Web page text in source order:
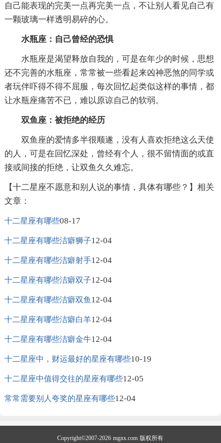
自己能表现的完美一点再完美一点，不让别人看见自己有
一颗玻璃一样透明易碎的心。
水瓶座：自己曾经的恐惧
水瓶座是渴望释放自我的，可是在年少的时候，思想
还不完善的水瓶座，常常被一些看起来凶神恶煞的同学或
者玩伴吓得不得不屈服，每次回忆起类似这样的事情，都
让水瓶座痛苦不已，难以原谅自己的软弱。
双鱼座：被拒绝的经历
双鱼座的爱情多半很顺遂，没有人喜欢拒绝这么天使
的人，可是在回忆深处，曾经有个人，很不留情面的或直
接或间接的拒绝，让双鱼久久难忘。
【十二星座不愿意和别人说的事情，具体有哪些？】相关
文章：
十二星座有哪些08-17
十二星座有哪些洁癖狮子12-04
十二星座有哪些洁癖射手12-04
十二星座有哪些洁癖双子12-04
十二星座有哪些洁癖双鱼 12-04
十二星座有哪些洁癖白羊12-04
十二星座有哪些洁癖金牛12-04
十二星座中，财运最好的星座有哪些10-19
十二星座中值得交往的星座有哪些12-05
常常需要别人夸奖的星座有哪些12-04
Copyright©2007-2026 mgnx.com 版权所有